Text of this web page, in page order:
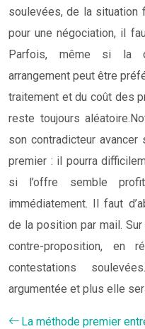
soulevées, de la situation
pour une négociation, il
Parfois, même si la
arrangement peut être
traitement et du coût des
reste toujours aléatoire.
son contradicteur
premier : il pourra
si l’offre semble
immédiatement. Il faut
de la position par mail.
contre-proposition, en
contestations
argumentée et plus elle
La méthode premier